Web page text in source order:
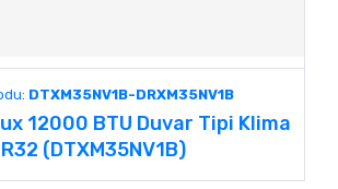
DTXM35NV1B-DRXM35NV1B
12000 BTU Duvar Tipi Klima
R32 (DTXM35NV1B)